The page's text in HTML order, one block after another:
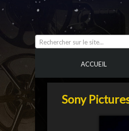
Rechercher sur le site...
ACCUEIL
Sony